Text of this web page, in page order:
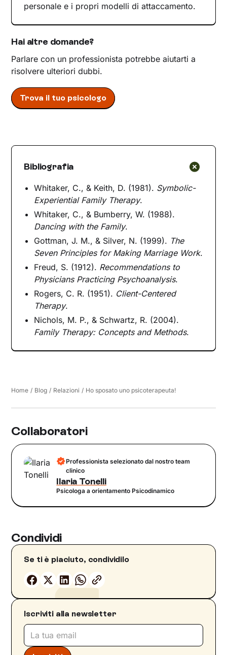
personale e i propri modelli di attaccamento.
Hai altre domande?
Parlare con un professionista potrebbe aiutarti a
risolvere ulteriori dubbi.
Trova il tuo psicologo
Bibliografia
Whitaker, C., & Keith, D. (1981). Symbolic-
Experiential Family Therapy.
Whitaker, C., & Bumberry, W. (1988).
Dancing with the Family.
Gottman, J. M., & Silver, N. (1999). The
Seven Principles for Making Marriage Work.
Freud, S. (1912). Recommendations to
Physicians Practicing Psychoanalysis.
Rogers, C. R. (1951). Client-Centered
Therapy.
Nichols, M. P., & Schwartz, R. (2004).
Family Therapy: Concepts and Methods.
Home / Blog / Relazioni / Ho sposato uno psicoterapeuta!
Collaboratori
Professionista selezionato dal nostro team
clinico
Ilaria Tonelli
Psicologa a orientamento Psicodinamico
Condividi
Se ti è piaciuto, condividilo
Iscriviti alla newsletter